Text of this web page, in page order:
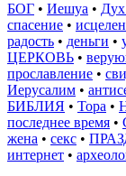
БОГ • Иешуа •
спасение •
радость • деньги •
ЦЕРКОВЬ •
прославление •
Иерусалим •
БИБЛИЯ • Тора •
последнее время •
жена • секс •
интернет •